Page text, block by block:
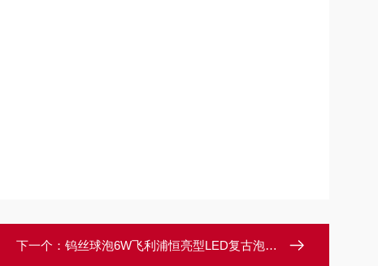
下一个： 钨丝球泡6W飞利浦恒亮型LED复古泡LEDClassic 4W A60